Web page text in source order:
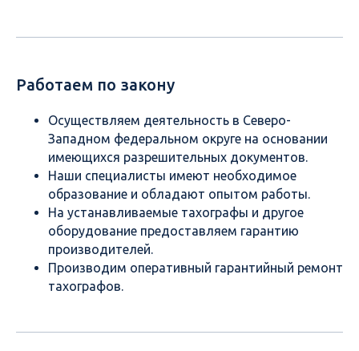
Работаем по закону
Осуществляем деятельность в Северо-
Западном федеральном округе на основании
имеющихся разрешительных документов.
Наши специалисты имеют необходимое
образование и обладают опытом работы.
На устанавливаемые тахографы и другое
оборудование предоставляем гарантию
производителей.
Производим оперативный гарантийный ремонт
тахографов.